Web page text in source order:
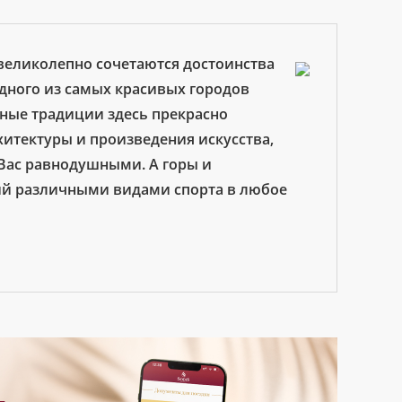
сочетаются достоинства
из самых красивых городов
традиции здесь прекрасно
и произведения искусства,
равнодушными. А горы и
различными видами спорта в любое